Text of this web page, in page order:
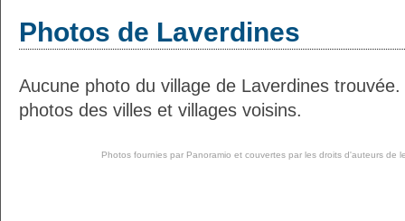
Photos de Laverdines
Aucune photo du village de Laverdines
photos des villes et villages voisins.
Photos fournies par Panoramio et couvertes par les droits d'auteurs de